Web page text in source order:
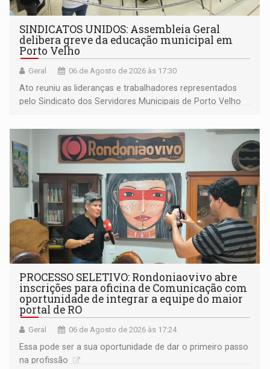
SINDICATOS UNIDOS: Assembleia Geral
delibera greve da educação municipal em
Porto Velho
Geral 06 de Agosto de 2026 às 17:30
Ato reuniu as lideranças e trabalhadores representados
pelo Sindicato dos Servidores Municipais de Porto Velho
PROCESSO SELETIVO: Rondoniaovivo abre
inscrições para oficina de Comunicação com
oportunidade de integrar a equipe do maior
portal de RO
Geral 06 de Agosto de 2026 às 17:24
Essa pode ser a sua oportunidade de dar o primeiro passo
na profissão